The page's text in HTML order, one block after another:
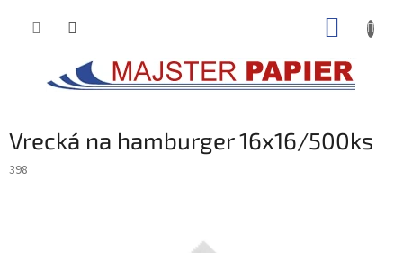
Vrecká na hamburger 16x16/500ks
398